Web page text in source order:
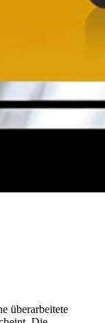
überarbeitete